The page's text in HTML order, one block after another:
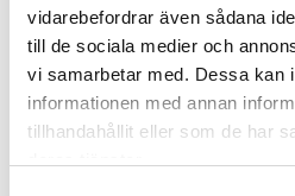
vidarebefordrar även sådana
till de sociala medier och
vi samarbetar med. Dessa kan
informationen med annan
tillhandahållit eller som de har
4 juni 2026
Polisregionen
rättas till”
Mobilannons